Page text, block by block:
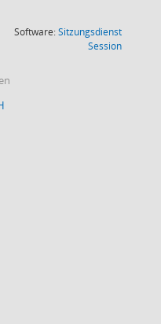
Software:Sitzungsdienst
Session(Wird in